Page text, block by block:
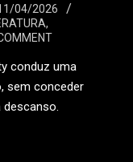
04/2026
,
conduz uma
sem conceder
descanso.